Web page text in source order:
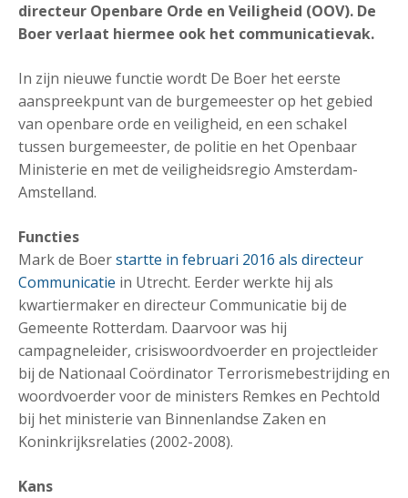
directeur Openbare Orde en Veiligheid (OOV). De
Boer verlaat hiermee ook het communicatievak.
In zijn nieuwe functie wordt De Boer het eerste
aanspreekpunt van de burgemeester op het gebied
van openbare orde en veiligheid, en een schakel
tussen burgemeester, de politie en het Openbaar
Ministerie en met de veiligheidsregio Amsterdam-
Amstelland.
Functies
Mark de Boerstartte in februari 2016 als directeur
Communicatie in Utrecht. Eerder werkte hij als
kwartiermaker en directeur Communicatie bij de
Gemeente Rotterdam. Daarvoor was hij
campagneleider, crisiswoordvoerder en projectleider
bij de Nationaal Coördinator Terrorismebestrijding en
woordvoerder voor de ministers Remkes en Pechtold
bij het ministerie van Binnenlandse Zaken en
Koninkrijksrelaties (2002-2008).
Kans